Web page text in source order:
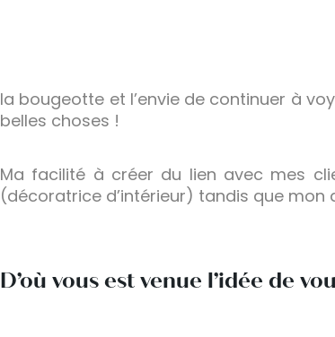
la bougeotte et l’envie de continuer à
belles choses !
Ma facilité à créer du lien avec mes
(décoratrice d’intérieur) tandis que
D’où vous est venue l’idée de